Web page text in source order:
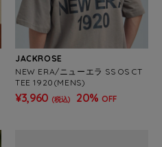
JACKROSE
NEW ERA/ニューエラ SS OS CT
TEE 1920(MENS)
¥3,960 (税込) 20% OFF